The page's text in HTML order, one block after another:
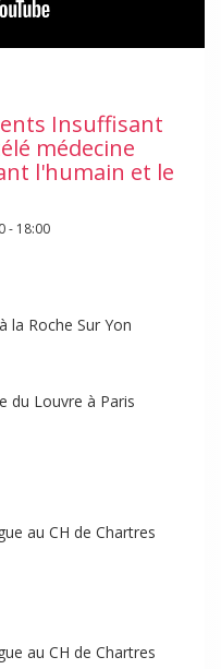
Insuffisant
médecine
l'humain et le
- 18:00
à la Roche Sur Yon
du Louvre à Paris
au CH de Chartres
au CH de Chartres